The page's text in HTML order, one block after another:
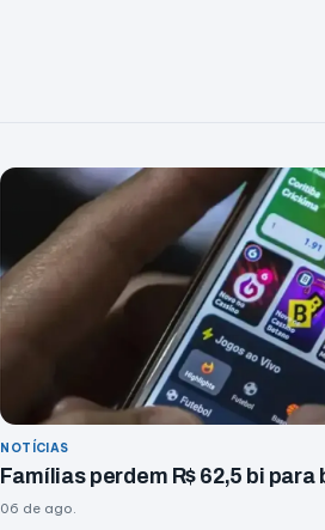
NOTÍCIAS
Famílias perdem R$ 62,5 bi para
06 de ago.